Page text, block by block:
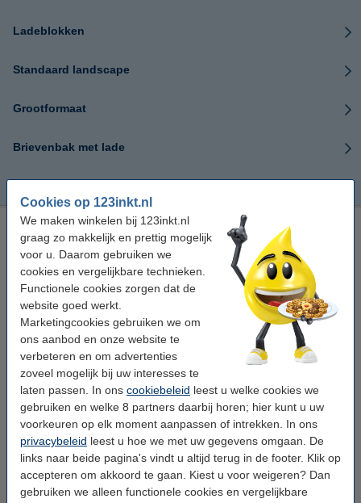
Cookies op 123inkt.nl
We maken winkelen bij 123inkt.nl
graag zo makkelijk en prettig mogelijk
voor u. Daarom gebruiken we
cookies en vergelijkbare technieken.
Functionele cookies zorgen dat de
website goed werkt.
Marketingcookies gebruiken we om
ons aanbod en onze website te
verbeteren en om advertenties
zoveel mogelijk bij uw interesses te
laten passen. In ons cookiebeleid leest u welke cookies we
gebruiken en welke 8 partners daarbij horen; hier kunt u uw
voorkeuren op elk moment aanpassen of intrekken. In ons
privacybeleid leest u hoe we met uw gegevens omgaan. De
links naar beide pagina's vindt u altijd terug in de footer. Klik op
accepteren om akkoord te gaan. Kiest u voor weigeren? Dan
gebruiken we alleen functionele cookies en vergelijkbare
Ladeblokken
Standaard landscape
Grootformaat
Brievenbak met lade
Goedkope brievenbakken online bestellen
Bij 123inkt.nl bestelt u goedkope brievenbakken voor op uw
bureau of kantoor. Deze worden net als anderekantoorartikelen
printersupplies en papier razendsnel thuisbezorgd.
De plastic brievenbakken voor op uw bureau zijn ideaal om post,
papieren en documenten in te sorteren. Bij 123inkt.nl vindt u
zowelkleine brievenbakken, als grote brievenbakken
die extra
hoog zijn.
In het kantoorartikelen assortiment van 123inkt vindt u alles wat u
thuis of op kantoor nodig heeft, zoalspapier en etiketten,
lijmproducten en alles om te lamineren. Deze artikelen bestelt u
heel eenvoudig mee wanneer u printerbenodigdheden bestelt.
Net als uwtonerseninkt cartridges, heeft u ook uw